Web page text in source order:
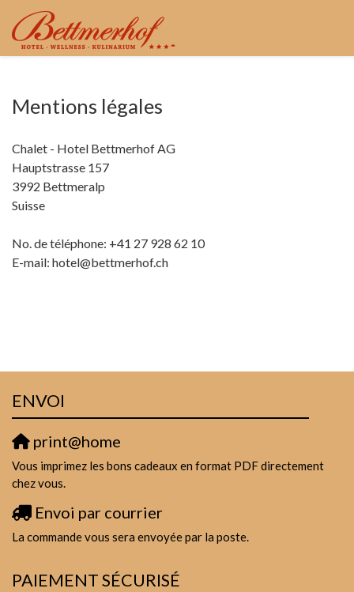
Mentions légales
Chalet - Hotel Bettmerhof AG
Hauptstrasse 157
3992 Bettmeralp
Suisse
No. de téléphone: +41 27 928 62 10
E-mail: hotel@bettmerhof.ch
ENVOI
print@home
Vous imprimez les bons cadeaux en format PDF directement
chez vous.
Envoi par courrier
La commande vous sera envoyée par la poste.
PAIEMENT SÉCURISÉ